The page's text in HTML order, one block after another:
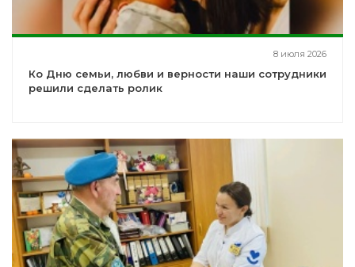
8 июля 2026
Ко Дню семьи, любви и верности наши сотрудники
решили сделать ролик